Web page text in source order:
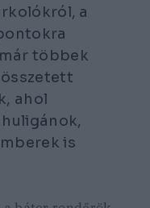
a
többek
ahol
is